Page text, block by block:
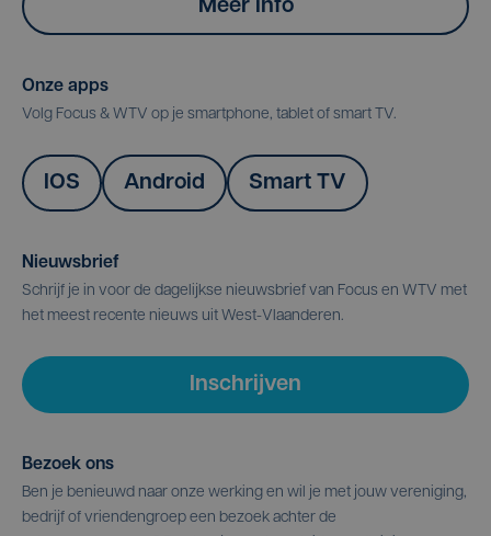
Meer info
Onze apps
Volg Focus & WTV op je smartphone, tablet of smart TV.
IOS Android Smart TV
Nieuwsbrief
Schrijf je in voor de dagelijkse nieuwsbrief van Focus en WTV met
het meest recente nieuws uit West-Vlaanderen.
Inschrijven
Bezoek ons
Ben je benieuwd naar onze werking en wil je met jouw vereniging,
bedrijf of vriendengroep een bezoek achter de